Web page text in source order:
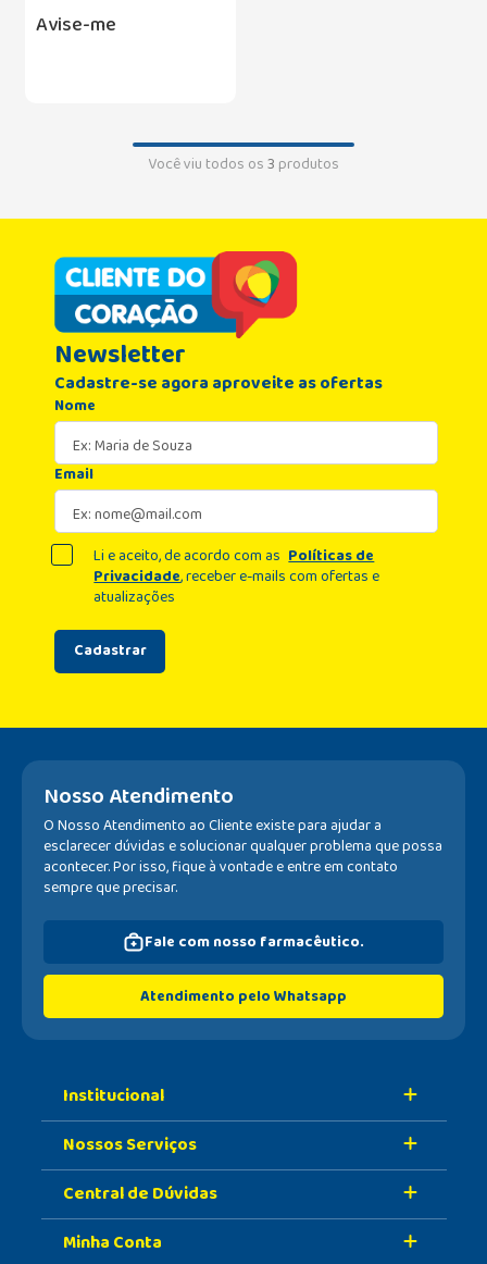
Avise-me
Você viu todos os3produtos
Newsletter
Cadastre-se agora aproveite as ofertas
Nome
Email
Cadastrar
Li e aceito, de acordo com as Políticas de
Privacidade, receber e-mails com ofertas e
atualizações
Nosso Atendimento
O Nosso Atendimento ao Cliente existe para ajudar a
esclarecer dúvidas e solucionar qualquer problema que possa
acontecer. Por isso, fique à vontade e entre em contato
sempre que precisar.
Fale com nosso farmacêutico.
Atendimento pelo Whatsapp
Institucional
Sobre A Nossa Drogaria
Nossa História
Nossas Lojas
Nossos Serviços
Retire Na Loja
Vacinas
Central de Dúvidas
Formas de Pagamento
Minha Conta